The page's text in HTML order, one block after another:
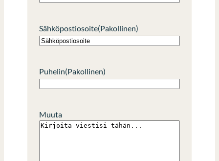
Sähköpostiosoite(Pakollinen)
Puhelin(Pakollinen)
Muuta